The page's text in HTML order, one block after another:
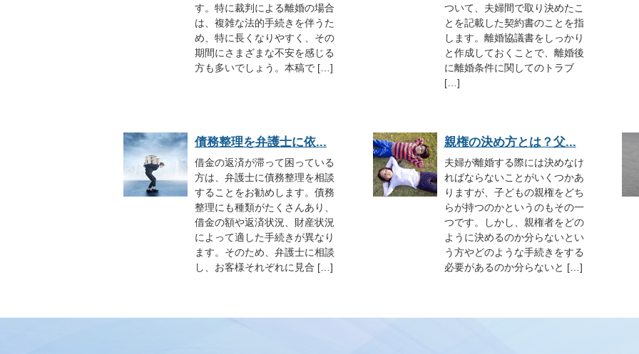
す。特に裁判による離婚の場合
は、複雑な法的手続きを伴うた
め、特に長くなりやすく、その
期間にさまざまな不安を感じる
方も多いでしょう。本稿で […]
ついて、夫婦間で取り決めたこ
とを記載した契約書のことを指
します。離婚協議書をしっかり
と作成しておくことで、離婚後
に離婚条件に関してのトラブ
[…]
債務整理を弁護士に依...
借金の返済が滞って困っている
方は、弁護士に債務整理を相談
することをお勧めします。債務
整理にも種類がたくさんあり、
借金の額や返済状況、財産状況
によって適した手続きが異なり
ます。そのため、弁護士に相談
し、お客様それぞれに見合 […]
親権の決め方とは？父...
夫婦が離婚する際には決めなけ
ればならないことがいくつかあ
りますが、子どもの親権をどち
らが持つのかというのもその一
つです。しかし、親権者をどの
ように決めるのか分らないとい
う方やどのような手続きをする
必要があるのか分らないと […]